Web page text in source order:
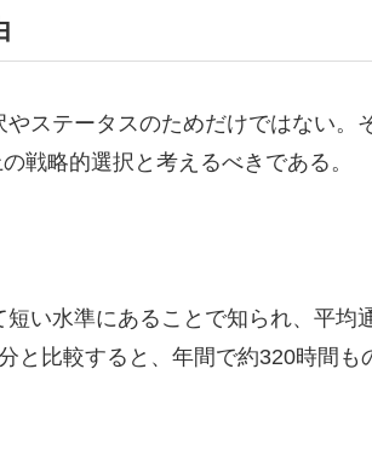
ステータスのためだけではない。
戦略的選択と考えるべきである。
い水準にあることで知られ、平均
と比較すると、年間で約320時間も